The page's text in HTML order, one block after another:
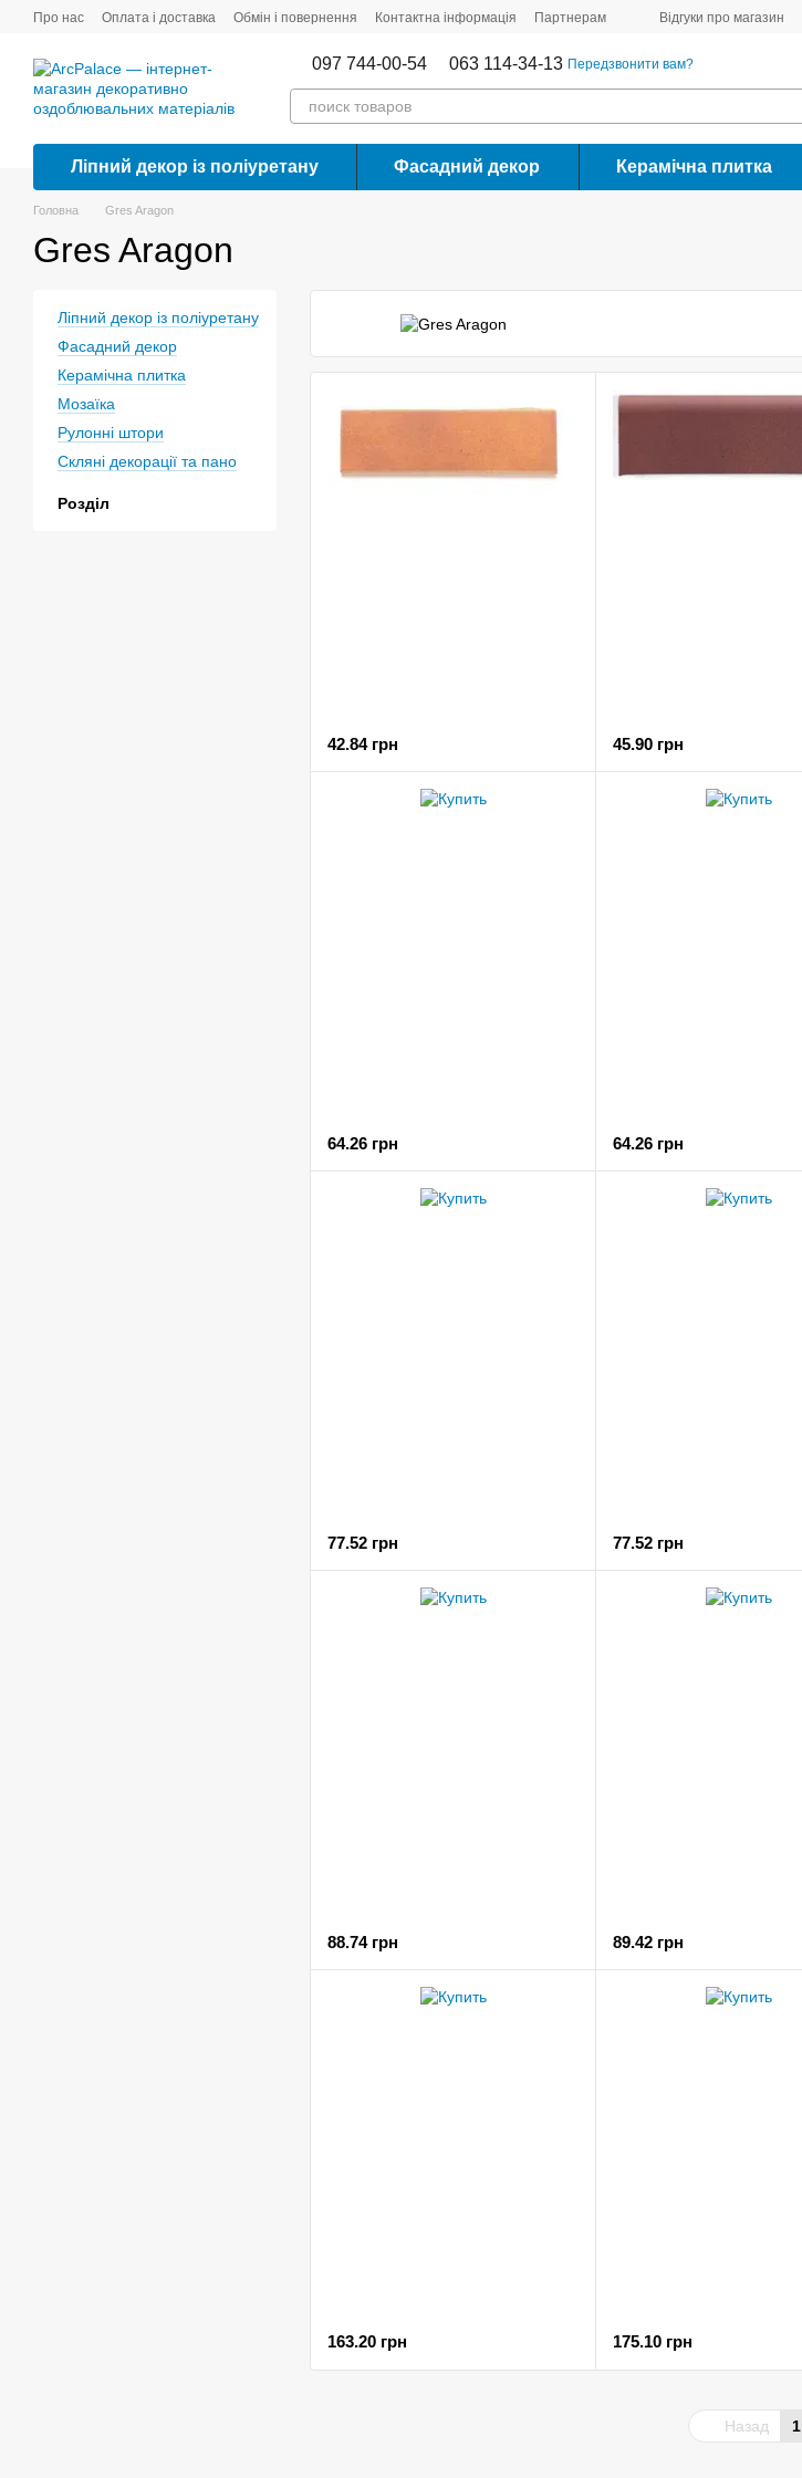
Перейти до основного контенту
Про нас Оплата і доставка Обмін і повернення Контактна інформація Партнерам Відгуки про магазин
097 744-00-54 063 114-34-13 Передзвонити вам?
Ліпний декор із поліуретану Фасадний декор Керамічна плитка
Головна Gres Aragon
Gres Aragon
42.84 грн 45.90 грн
64.26 грн 64.26 грн
77.52 грн 77.52 грн
88.74 грн 89.42 грн
163.20 грн 175.10 грн
Назад 1
Ліпний декор із поліуретану
Фасадний декор
Керамічна плитка
Мозаїка
Рулонні штори
Скляні декорації та пано
Розділ